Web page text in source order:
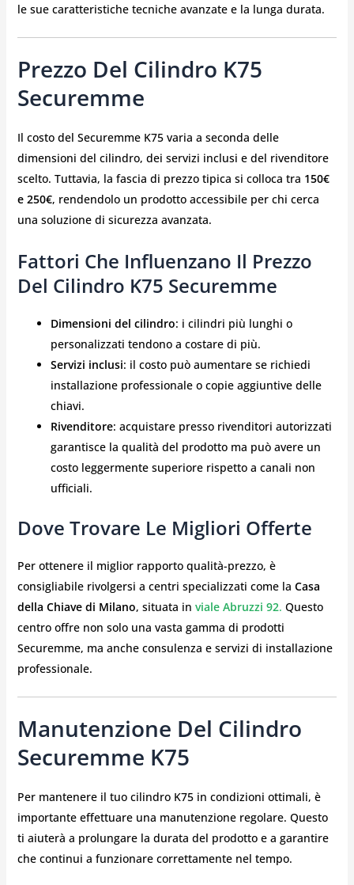
le sue caratteristiche tecniche avanzate e la lunga durata.
Prezzo Del Cilindro K75
Securemme
Il costo del Securemme K75 varia a seconda delle
dimensioni del cilindro, dei servizi inclusi e del rivenditore
scelto. Tuttavia, la fascia di prezzo tipica si colloca tra 150€
e 250€, rendendolo un prodotto accessibile per chi cerca
una soluzione di sicurezza avanzata.
Fattori Che Influenzano Il Prezzo
Del Cilindro K75 Securemme
Dimensioni del cilindro: i cilindri più lunghi o
personalizzati tendono a costare di più.
Servizi inclusi: il costo può aumentare se richiedi
installazione professionale o copie aggiuntive delle
chiavi.
Rivenditore: acquistare presso rivenditori autorizzati
garantisce la qualità del prodotto ma può avere un
costo leggermente superiore rispetto a canali non
ufficiali.
Dove Trovare Le Migliori Offerte
Per ottenere il miglior rapporto qualità-prezzo, è
consigliabile rivolgersi a centri specializzati come la Casa
della Chiave di Milano, situata in viale Abruzzi 92. Questo
centro offre non solo una vasta gamma di prodotti
Securemme, ma anche consulenza e servizi di installazione
professionale.
Manutenzione Del Cilindro
Securemme K75
Per mantenere il tuo cilindro K75 in condizioni ottimali, è
importante effettuare una manutenzione regolare. Questo
ti aiuterà a prolungare la durata del prodotto e a garantire
che continui a funzionare correttamente nel tempo.